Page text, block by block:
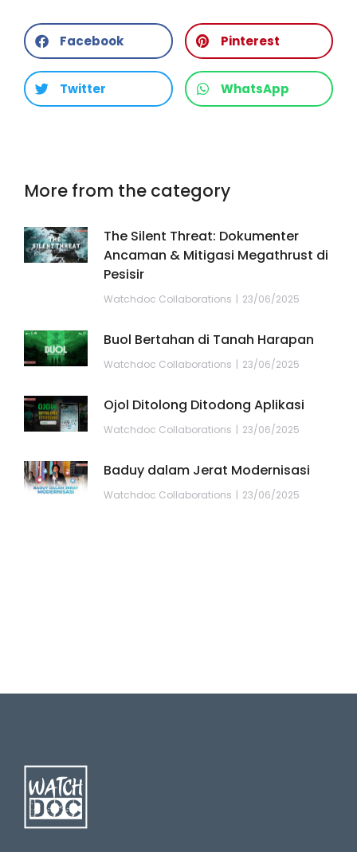
Facebook Pinterest
Twitter WhatsApp
More from the category
The Silent Threat: Dokumenter
Ancaman & Mitigasi Megathrust di
Pesisir
Watchdoc Collaborations 23/06/2025
Buol Bertahan di Tanah Harapan
Watchdoc Collaborations 23/06/2025
Ojol Ditolong Ditodong Aplikasi
Watchdoc Collaborations 23/06/2025
Baduy dalam Jerat Modernisasi
Watchdoc Collaborations 23/06/2025